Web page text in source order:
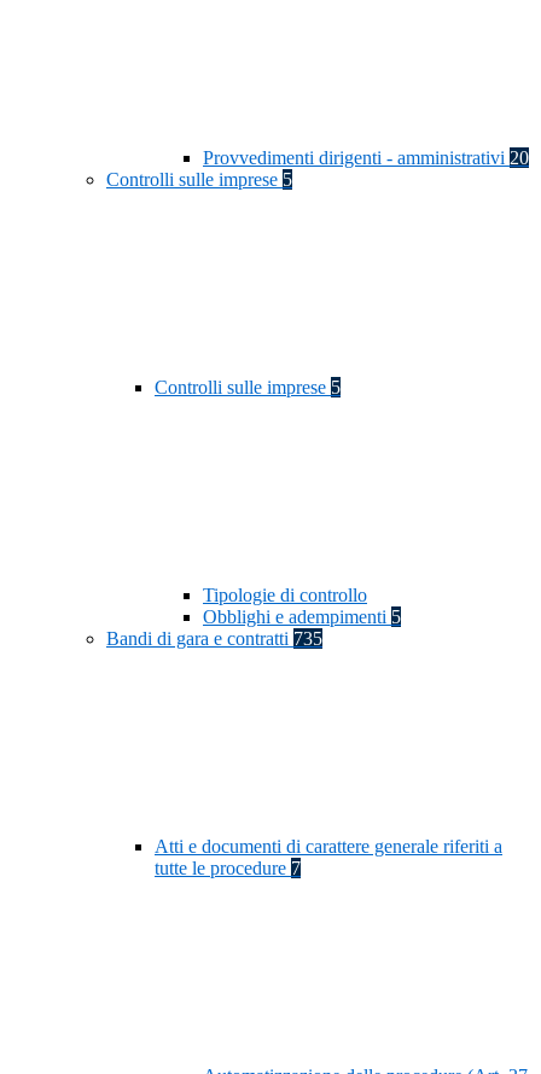
Provvedimenti dirigenti - amministrativi 20
Controlli sulle imprese 5
Controlli sulle imprese 5
Tipologie di controllo
Obblighi e adempimenti 5
Bandi di gara e contratti 735
Atti e documenti di carattere generale riferiti a
tutte le procedure 7